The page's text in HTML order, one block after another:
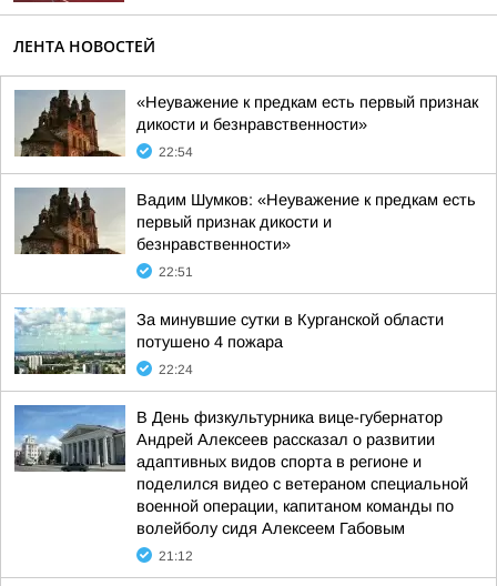
ЛЕНТА НОВОСТЕЙ
«Неуважение к предкам есть первый признак
дикости и безнравственности»
22:54
Вадим Шумков: «Неуважение к предкам есть
первый признак дикости и
безнравственности»
22:51
За минувшие сутки в Курганской области
потушено 4 пожара
22:24
В День физкультурника вице-губернатор
Андрей Алексеев рассказал о развитии
адаптивных видов спорта в регионе и
поделился видео с ветераном специальной
военной операции, капитаном команды по
волейболу сидя Алексеем Габовым
21:12